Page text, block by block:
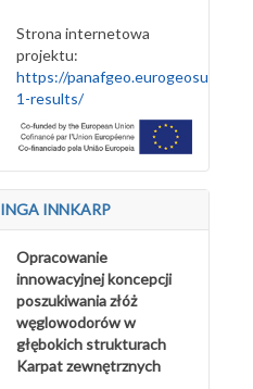
Strona internetowa
projektu:
https://
1-results/
INGA INNKARP
Opracowanie
innowacyjnej koncepcji
poszukiwania złóż
węglowodorów w
głębokich strukturach
Karpat zewnętrznych